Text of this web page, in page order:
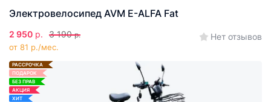
Электровелосипед AVM E-ALFA Fat
2 950 р. 3 190 р.
от 81 р./мес.
Нет отзывов
РАССРОЧКА
ПОДАРОК
БЕЗ ПРАВ
АКЦИЯ
ХИТ